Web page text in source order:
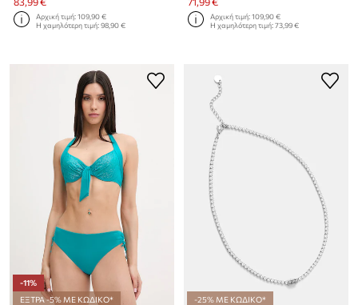
Αρχική τιμή:109,90 €
Η χαμηλότερη τιμή:98,90 €
Αρχική τιμή:109,90 €
Η χαμηλότερη τιμή:73,99 €
-11%
ΕΞΤΡΑ -5% ΜΕ ΚΩΔΙΚΟ*
-25% ΜΕ ΚΩΔΙΚΟ*